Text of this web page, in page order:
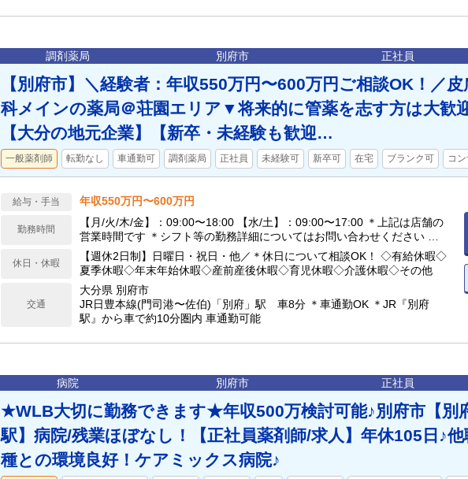
調剤薬局 別府市 正社員
【別府市】＼経験者：年収550万円〜600万円ご相談OK！／皮
科メインの薬局＠荘園エリア▼将来的に管薬を志す方は大歓
【大分の地元企業】【新卒・未経験も歓迎…
一般薬剤師 転勤なし 車通勤可 調剤薬局 正社員 未経験可 新卒可 在宅 ブランク可 コ
給与・手当 年収550万円〜600万円
勤務時間
【月/火/木/金】：09:00〜18:00 【水/土】：09:00〜17:00 ＊上記は店舗の
営業時間です ＊シフト等の勤務詳細についてはお問い合わせください ＊
閉局後、18時30分頃まで交代制勤務（当番以外は帰宅）
休日・休暇
【週休2日制】日曜日・祝日・他／＊休日について相談OK！ ◇有給休暇◇
夏季休暇◇年末年始休暇◇産前産後休暇◇育児休暇◇介護休暇◇その他
交通
大分県 別府市
JR日豊本線(門司港〜佐伯)「別府」駅 車8分 ＊車通勤OK ＊JR『別府
駅』から車で約10分圏内 車通勤可能
病院 別府市 正社員
★WLB大切に勤務できます★年収500万検討可能♪別府市【別
駅】病院/残業ほぼなし！【正社員薬剤師/求人】年休105日♪他
種との環境良好！ケアミックス病院♪